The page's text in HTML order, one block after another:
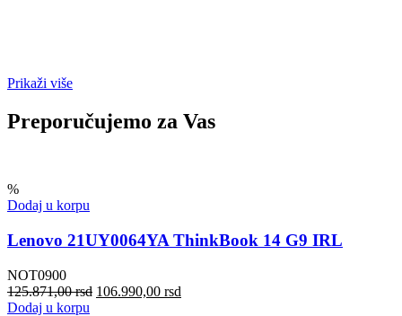
Prikaži više
Preporučujemo za Vas
%
Dodaj u korpu
Lenovo 21UY0064YA ThinkBook 14 G9 IRL
NOT0900
125.871,00rsd 106.990,00 rsd
Dodaj u korpu